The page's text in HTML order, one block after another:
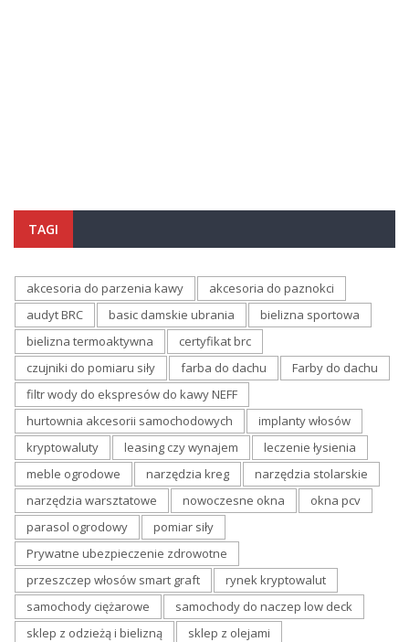
TAGI
akcesoria do parzenia kawy
akcesoria do paznokci
audyt BRC
basic damskie ubrania
bielizna sportowa
bielizna termoaktywna
certyfikat brc
czujniki do pomiaru siły
farba do dachu
Farby do dachu
filtr wody do ekspresów do kawy NEFF
hurtownia akcesorii samochodowych
implanty włosów
kryptowaluty
leasing czy wynajem
leczenie łysienia
meble ogrodowe
narzędzia kreg
narzędzia stolarskie
narzędzia warsztatowe
nowoczesne okna
okna pcv
parasol ogrodowy
pomiar siły
Prywatne ubezpieczenie zdrowotne
przeszczep włosów smart graft
rynek kryptowalut
samochody ciężarowe
samochody do naczep low deck
sklep z odzieżą i bielizną
sklep z olejami